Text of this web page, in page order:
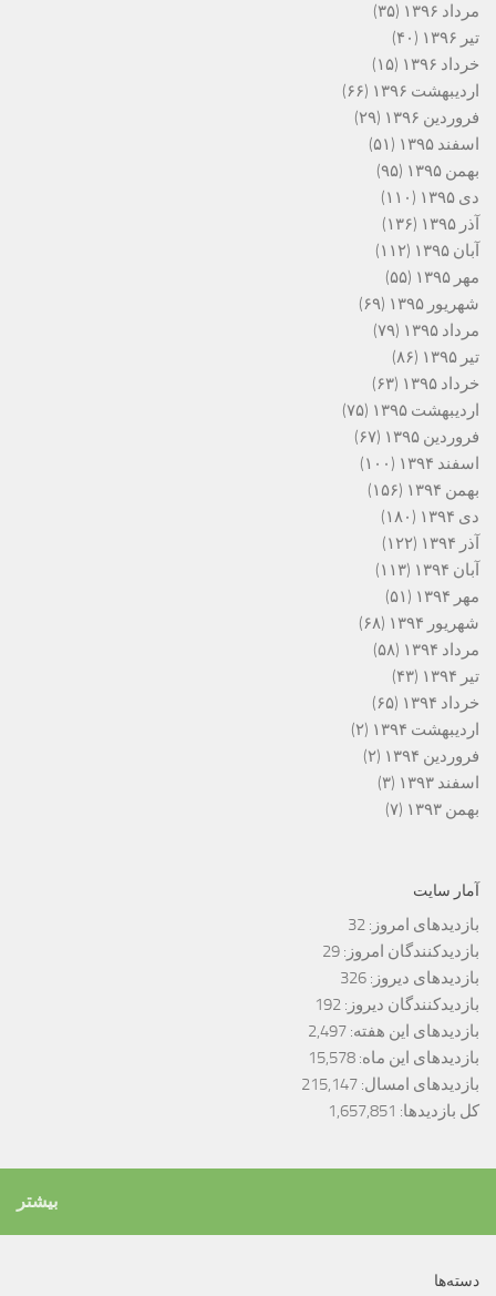
مرداد ۱۳۹۶
(۳۵)
تیر ۱۳۹۶
(۴۰)
خرداد ۱۳۹۶
(۱۵)
اردیبهشت ۱۳۹۶
(۶۶)
فروردین ۱۳۹۶
(۲۹)
اسفند ۱۳۹۵
(۵۱)
بهمن ۱۳۹۵
(۹۵)
دی ۱۳۹۵
(۱۱۰)
آذر ۱۳۹۵
(۱۳۶)
آبان ۱۳۹۵
(۱۱۲)
مهر ۱۳۹۵
(۵۵)
شهریور ۱۳۹۵
(۶۹)
مرداد ۱۳۹۵
(۷۹)
تیر ۱۳۹۵
(۸۶)
خرداد ۱۳۹۵
(۶۳)
اردیبهشت ۱۳۹۵
(۷۵)
فروردین ۱۳۹۵
(۶۷)
اسفند ۱۳۹۴
(۱۰۰)
بهمن ۱۳۹۴
(۱۵۶)
دی ۱۳۹۴
(۱۸۰)
آذر ۱۳۹۴
(۱۲۲)
آبان ۱۳۹۴
(۱۱۳)
مهر ۱۳۹۴
(۵۱)
شهریور ۱۳۹۴
(۶۸)
مرداد ۱۳۹۴
(۵۸)
تیر ۱۳۹۴
(۴۳)
خرداد ۱۳۹۴
(۶۵)
اردیبهشت ۱۳۹۴
(۲)
فروردین ۱۳۹۴
(۲)
اسفند ۱۳۹۳
(۳)
بهمن ۱۳۹۳
(۷)
آمار سایت
بازدیدهای امروز: 32
بازدیدکنندگان امروز: 29
بازدیدهای دیروز: 326
بازدیدکنندگان دیروز: 192
بازدیدهای این هفته: 2,497
بازدیدهای این ماه: 15,578
بازدیدهای امسال: 215,147
کل بازدیدها: 1,657,851
بیشتر
دسته‌ها